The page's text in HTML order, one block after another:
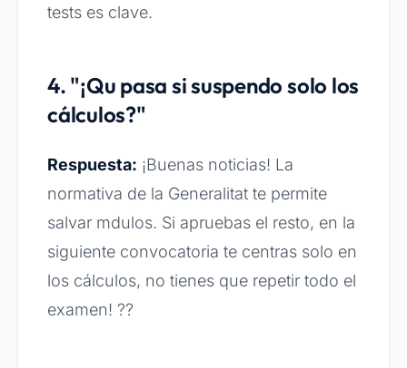
tests es clave.
4. "¡Qu pasa si suspendo solo los
cálculos?"
Respuesta: ¡Buenas noticias! La
normativa de la Generalitat te permite
salvar mdulos. Si apruebas el resto, en la
siguiente convocatoria te centras solo en
los cálculos, no tienes que repetir todo el
examen! ??